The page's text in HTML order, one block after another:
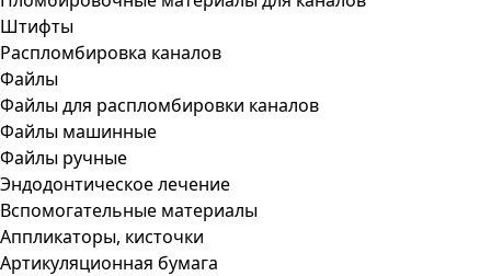
Штифты
Распломбировка каналов
Файлы
Файлы для распломбировки каналов
Файлы машинные
Файлы ручные
Эндодонтическое лечение
Вспомогательные материалы
Аппликаторы, кисточки
Артикуляционная бумага